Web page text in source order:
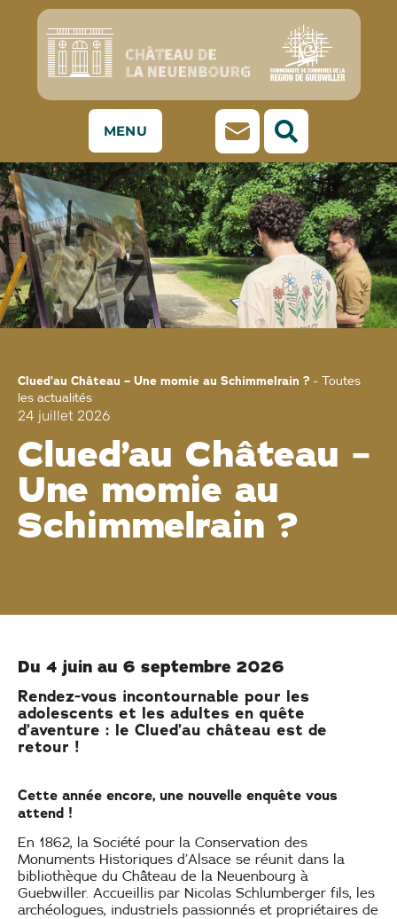
MENU
Clued’au Château – Une momie au Schimmelrain ? -
Toutes
les actualités
24 juillet 2026
Clued’au Château –
Une momie au
Schimmelrain ?
Du 4 juin au 6 septembre 2026
Rendez-vous incontournable pour les
adolescents et les adultes en quête
d’aventure : le Clued’au château est de
retour !
Cette année encore, une nouvelle enquête vous
attend !
En 1862, la Société pour la Conservation des
Monuments Historiques d’Alsace se réunit dans la
bibliothèque du Château de la Neuenbourg à
Guebwiller. Accueillis par Nicolas Schlumberger fils, les
archéologues, industriels passionnés et propriétaires de